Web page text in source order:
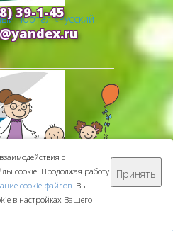
портал «Русский
39-1-45
© 2016-2026
ООО "Проводник"
с
cookie. Продолжая работу
cookie-файлов. Вы
в настройках Вашего
Принять